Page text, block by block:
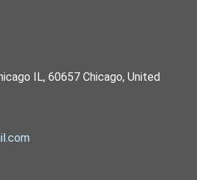
IL, 60657 Chicago, United